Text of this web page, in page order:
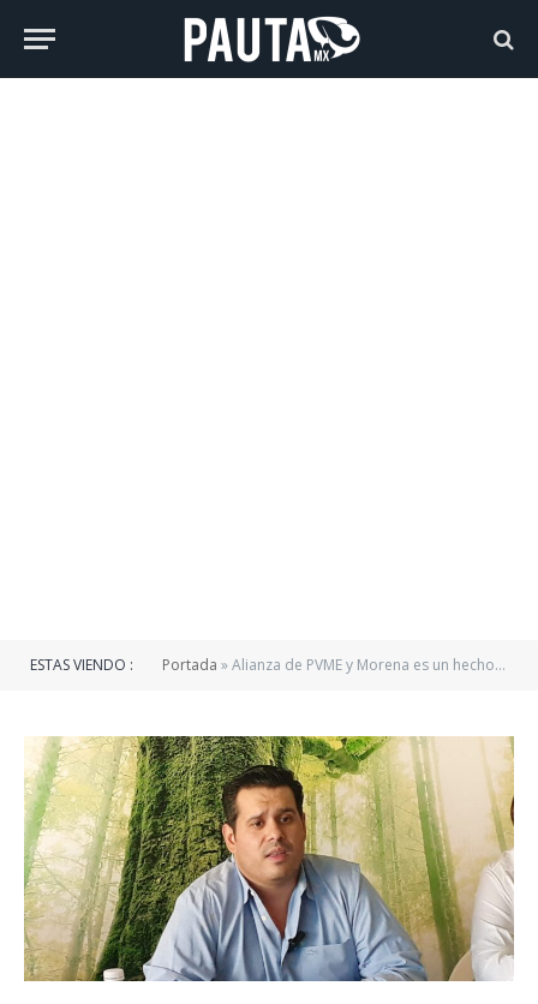
ESTAS VIENDO : Portada »Alianza de PVME y Morena es un hecho en Tamaulipas